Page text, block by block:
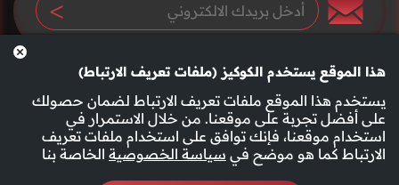
هذا الموقع يستخدم الكوكيز (ملفات تعريف الارتباط)
يستخدم هذا الموقع ملفات تعريف الارتباط لضمان حصولك
على أفضل تجربة على موقعنا. من خلال الاستمرار في
استخدام موقعنا، فإنك توافق على استخدام ملفات تعريف
الارتباط كما هو موضح في سياسة الخصوصية الخاصة بنا سياسة الخصوصية الأحكام والشروط